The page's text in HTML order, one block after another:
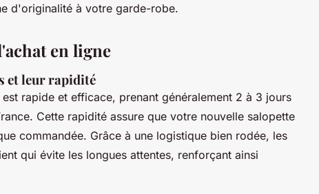
d'originalité à votre garde-robe.
en ligne
et leur rapidité
est rapide et efficace, prenant généralement 2 à 3 jours
Cette rapidité assure que votre nouvelle salopette
commandée. Grâce à une logistique bien rodée, les
qui évite les longues attentes, renforçant ainsi